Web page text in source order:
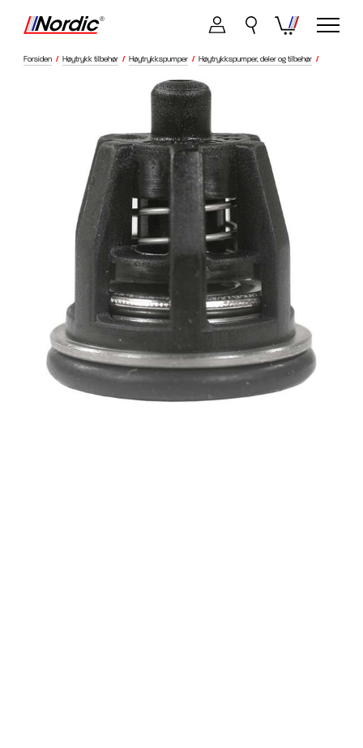
Forsiden / Høytrykk tilbehør / Høytrykkspumper / Høytrykkspumper, deler og tilbehør /